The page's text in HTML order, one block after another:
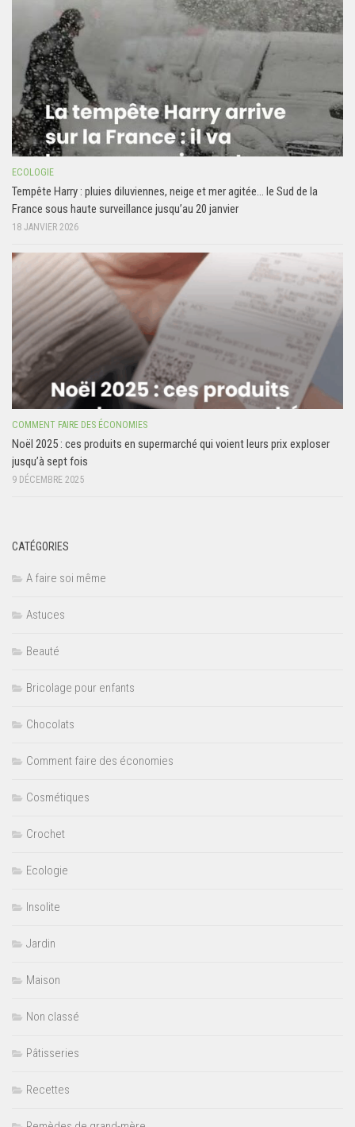
ECOLOGIE
Tempête Harry : pluies diluviennes, neige et mer agitée… le Sud de la
France sous haute surveillance jusqu’au 20 janvier
18 JANVIER 2026
COMMENT FAIRE DES ÉCONOMIES
Noël 2025 : ces produits en supermarché qui voient leurs prix exploser
jusqu’à sept fois
9 DÉCEMBRE 2025
CATÉGORIES
A faire soi même
Astuces
Beauté
Bricolage pour enfants
Chocolats
Comment faire des économies
Cosmétiques
Crochet
Ecologie
Insolite
Jardin
Maison
Non classé
Pâtisseries
Recettes